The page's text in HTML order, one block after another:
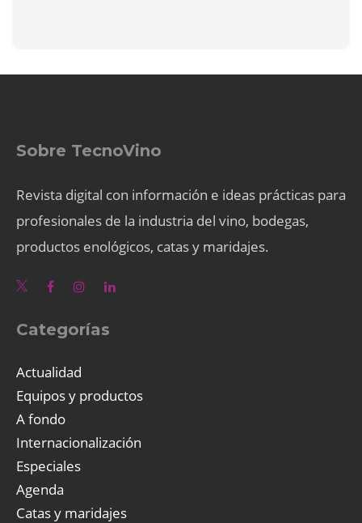
Sobre TecnoVino
Revista digital con información e ideas prácticas para
profesionales de la industria del vino, bodegas,
productos enológicos, catas y maridajes.
Categorías
Actualidad
Equipos y productos
A fondo
Internacionalización
Especiales
Agenda
Catas y maridajes